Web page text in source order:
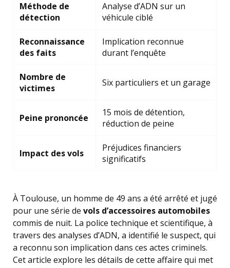
Méthode de
détection
Analyse d’ADN sur un
véhicule ciblé
Reconnaissance
des faits
Implication reconnue
durant l’enquête
Nombre de
victimes
Six particuliers et un garage
Peine prononcée
15 mois de détention,
réduction de peine
Impact des vols
Préjudices financiers
significatifs
À Toulouse, un homme de 49 ans a été arrêté et jugé
pour une série de vols d’accessoires automobiles
commis de nuit. La police technique et scientifique, à
travers des analyses d’ADN, a identifié le suspect, qui
a reconnu son implication dans ces actes criminels.
Cet article explore les détails de cette affaire qui met